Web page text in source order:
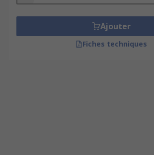
Ajouter
Fiches techniques